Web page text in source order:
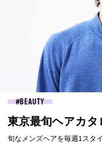
BEAUTY
東京最旬ヘアカタ
旬なメンズヘアを毎週1スタ